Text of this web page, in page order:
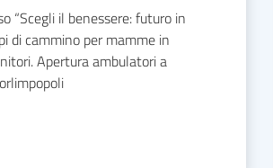
“Scegli il benessere: futuro in
di cammino per mamme in
Apertura ambulatori a